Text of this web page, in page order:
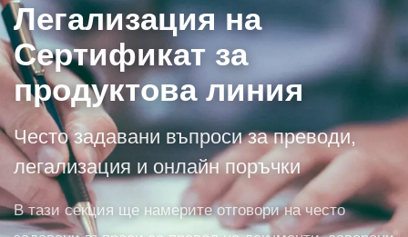
Легализация на
Сертификат за
продуктова линия
Често задавани въпроси за преводи,
легализация и онлайн поръчки
В тази секция ще намерите отговори на често